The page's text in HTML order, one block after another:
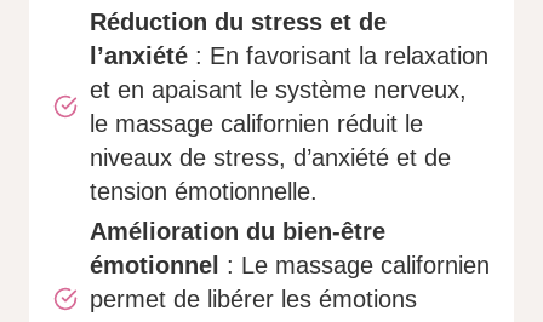
Réduction du stress et de
l’anxiété : En favorisant la relaxation
et en apaisant le système nerveux,
le massage californien réduit le
niveaux de stress, d’anxiété et de
tension émotionnelle.
Amélioration du bien-être
émotionnel : Le massage californien
permet de libérer les émotions